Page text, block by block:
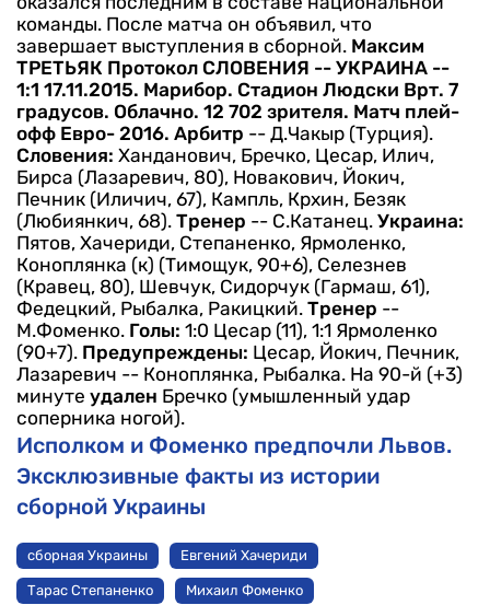
команды. После матча он объявил, что
завершает выступления в сборной. Максим
ТРЕТЬЯК Протокол СЛОВЕНИЯ -- УКРАИНА --
1:1 17.11.2015. Марибор. Стадион Людски Врт. 7
градусов. Облачно. 12 702 зрителя. Матч плей-
офф Евро- 2016. Арбитр -- Д.Чакыр (Турция).
Словения: Ханданович, Бречко, Цесар, Илич,
Бирса (Лазаревич, 80), Новакович, Йокич,
Печник (Иличич, 67), Кампль, Крхин, Безяк
(Любиянкич, 68). Тренер -- С.Катанец. Украина:
Пятов, Хачериди, Степаненко, Ярмоленко,
Коноплянка (к) (Тимощук, 90+6), Селезнев
(Кравец, 80), Шевчук, Сидорчук (Гармаш, 61),
Федецкий, Рыбалка, Ракицкий. Тренер --
М.Фоменко. Голы: 1:0 Цесар (11), 1:1 Ярмоленко
(90+7). Предупреждены: Цесар, Йокич, Печник,
Лазаревич -- Коноплянка, Рыбалка. На 90-й (+3)
минуте удален Бречко (умышленный удар
соперника ногой).
Исполком и Фоменко предпочли Львов.
Эксклюзивные факты из истории
сборной Украины
сборная Украины Евгений Хачериди
Тарас Степаненко Михаил Фоменко